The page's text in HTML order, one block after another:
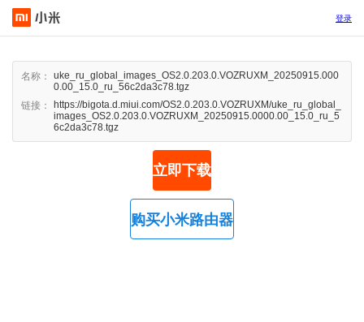
登录
名称：
uke_ru_global_images_OS2.0.203.0.VOZRUXM_20250915.000
0.00_15.0_ru_56c2da3c78.tgz
链接：
https://bigota.d.miui.com/OS2.0.203.0.VOZRUXM/uke_ru_global_
images_OS2.0.203.0.VOZRUXM_20250915.0000.00_15.0_ru_5
6c2da3c78.tgz
立即下载
购买小米路由器